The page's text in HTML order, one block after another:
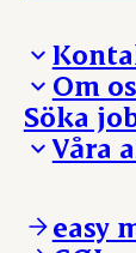
Om
Vi tar
Våra
Söka
Våra
ESS-
easy